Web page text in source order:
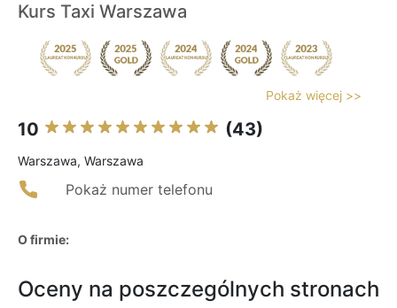
Kurs Taxi Warszawa
Pokaż więcej >>
10 (43)
Warszawa, Warszawa
Pokaż numer telefonu
O firmie:
Oceny na poszczególnych stronach